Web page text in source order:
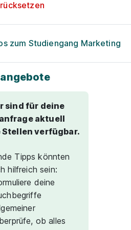
zum Studiengang Marketing
sind für deine
aktuell
Stellen verfügbar.
Tipps könnten
hilfreich sein:
deine
ob alles